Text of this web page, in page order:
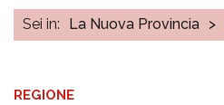
Sei in: La Nuova Provincia >
REGIONE